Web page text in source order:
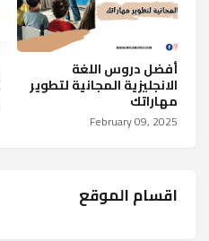
أفضل دروس اللغة
الانجليزية المجانية لتطوير
مهاراتك
February 09, 2025
اقسام الموقع